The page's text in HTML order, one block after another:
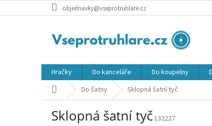
na
objednavky@vseprotruhlare.cz
Hračky Do kanceláře Do koupelny
Domů Do šatny Sklopná šatní tyč
Sklopná šatní tyč132227